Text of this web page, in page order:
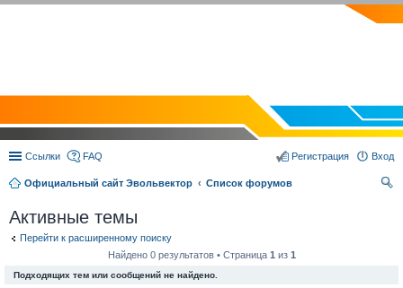
Ссылки FAQ Вход
Регистрация
Официальный сайт Эвольвектор
Список форумов
Активные темы
Перейти к расширенному поиску
Найдено 0 результатов • Страница 1 из 1
Подходящих тем или сообщений не найдено.